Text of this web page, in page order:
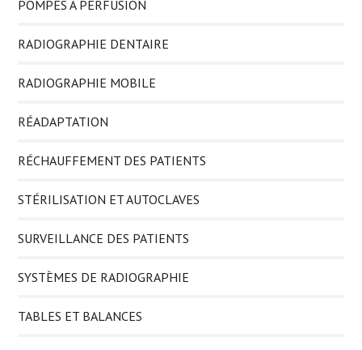
POMPES À PERFUSION
RADIOGRAPHIE DENTAIRE
RADIOGRAPHIE MOBILE
RÉADAPTATION
RÉCHAUFFEMENT DES PATIENTS
STÉRILISATION ET AUTOCLAVES
SURVEILLANCE DES PATIENTS
SYSTÈMES DE RADIOGRAPHIE
TABLES ET BALANCES